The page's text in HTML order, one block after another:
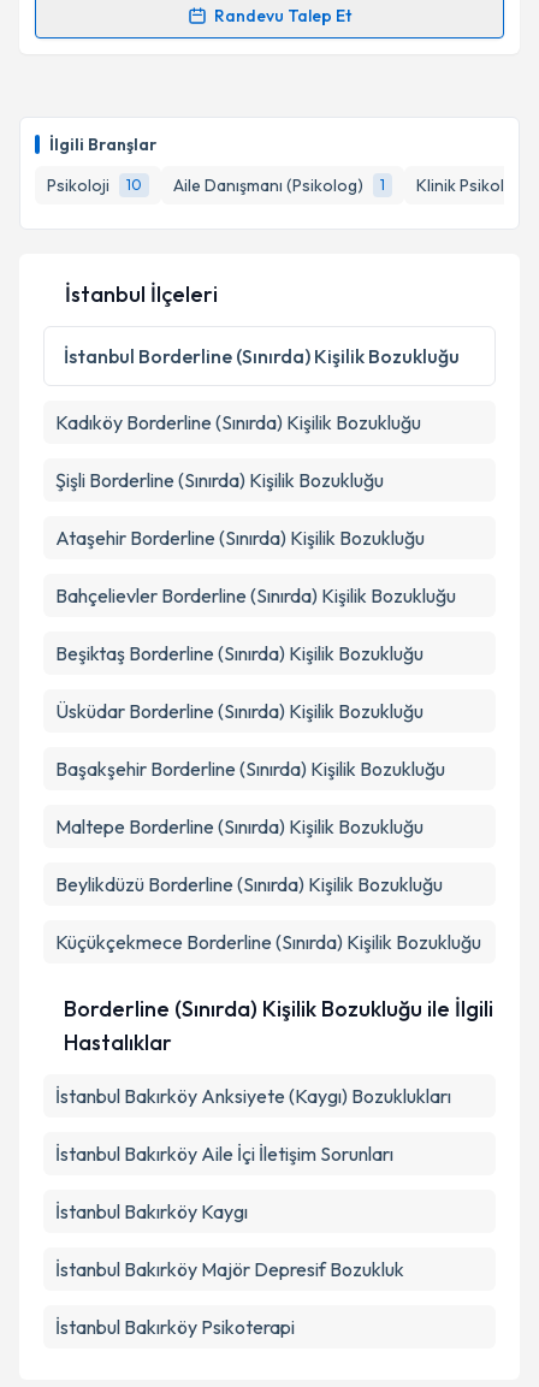
İlgili Branşlar
Psikoloji
10 Aile Danışmanı (Psikolog) 1 Klinik Psikolog
Randevu Talep Et
Randevu Takvimi Talebi
için bir takvim hazırlandığında e-posta ile
bilgilendireceğiz.
E-posta Adresiniz
Kişisel verilerimin işlenmesine ilişkin
Aydınlatma
Metni'ni okudum ve kişisel verilerimin belirtilen
Takvim Talebini Gönder
İstanbul İlçeleri
İstanbul Borderline (Sınırda) Kişilik Bozukluğu
Kadıköy Borderline (Sınırda) Kişilik Bozukluğu
Şişli Borderline (Sınırda) Kişilik Bozukluğu
Ataşehir Borderline (Sınırda) Kişilik Bozukluğu
Bahçelievler Borderline (Sınırda) Kişilik Bozukluğu
Beşiktaş Borderline (Sınırda) Kişilik Bozukluğu
Üsküdar Borderline (Sınırda) Kişilik Bozukluğu
Başakşehir Borderline (Sınırda) Kişilik Bozukluğu
Maltepe Borderline (Sınırda) Kişilik Bozukluğu
Beylikdüzü Borderline (Sınırda) Kişilik Bozukluğu
Küçükçekmece Borderline (Sınırda) Kişilik Bozukluğu
Borderline (Sınırda) Kişilik Bozukluğu ile İlgili
Hastalıklar
İstanbul Bakırköy Anksiyete (Kaygı) Bozuklukları
İstanbul Bakırköy Aile İçi İletişim Sorunları
İstanbul Bakırköy Kaygı
İstanbul Bakırköy Majör Depresif Bozukluk
İstanbul Bakırköy Psikoterapi